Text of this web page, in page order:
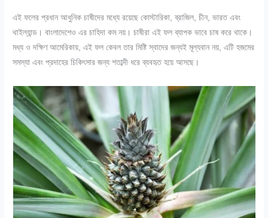
এই ফলের প্রধান আধুনিক চাষীদের মধ্যে রয়েছে কোস্টারিকা, ব্রাজিল, চীন, ভারত এবং
থাইল্যান্ড। বাংলাদেশেও এর চাহিদা কম নয়। চাষীরা এই ফল ব্যাপক ভাবে চাষ করে থাকে।
মধ্য ও দক্ষিণ আমেরিকায়, এই ফল কেবল তার মিষ্টি স্বাদের জন্যই মূল্যবান নয়, এটি হজমের
সমস্যা এবং প্রদাহের চিকিৎসার জন্য শতাব্দী ধরে ব্যবহৃত হয়ে আসছে।